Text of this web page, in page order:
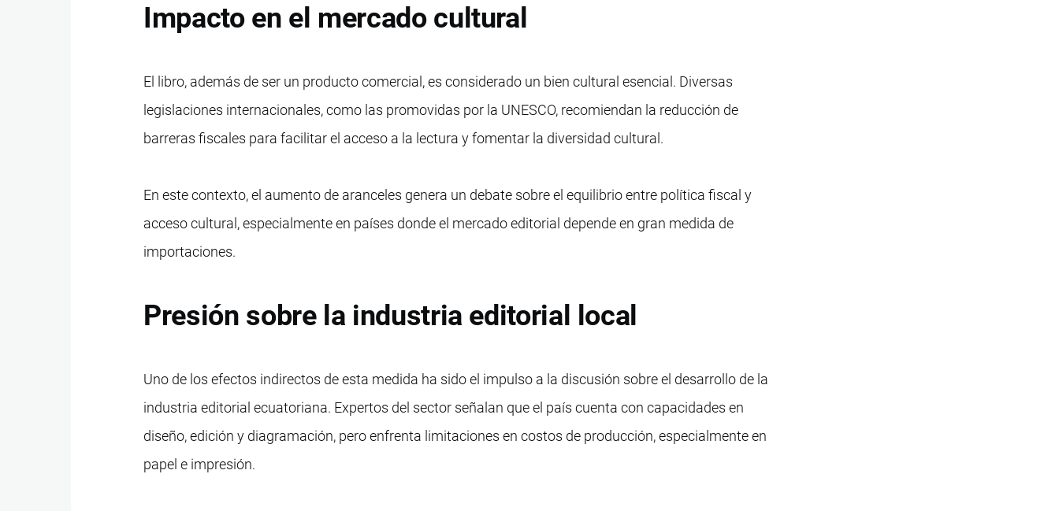
Impacto en el mercado cultural
El libro, además de ser un producto comercial, es considerado un bien cultural esencial. Diversas
legislaciones internacionales, como las promovidas por la UNESCO, recomiendan la reducción de
barreras fiscales para facilitar el acceso a la lectura y fomentar la diversidad cultural.
En este contexto, el aumento de aranceles genera un debate sobre el equilibrio entre política fiscal y
acceso cultural, especialmente en países donde el mercado editorial depende en gran medida de
importaciones.
Presión sobre la industria editorial local
Uno de los efectos indirectos de esta medida ha sido el impulso a la discusión sobre el desarrollo de la
industria editorial ecuatoriana. Expertos del sector señalan que el país cuenta con capacidades en
diseño, edición y diagramación, pero enfrenta limitaciones en costos de producción, especialmente en
papel e impresión.